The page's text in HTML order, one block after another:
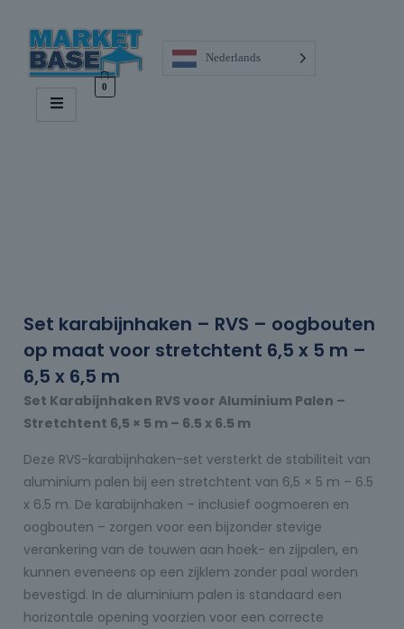
0
Nederlands
Set karabijnhaken – RVS – oogbouten
op maat voor stretchtent 6,5 x 5 m –
6,5 x 6,5 m
Set Karabijnhaken RVS voor Aluminium Palen –
Stretchtent 6,5 × 5 m – 6.5 x 6.5 m
Deze RVS-karabijnhaken-set versterkt de stabiliteit van
aluminium palen bij een stretchtent van 6,5 × 5 m – 6.5
x 6.5 m. De karabijnhaken – inclusief oogmoeren en
oogbouten – zorgen voor een bijzonder stevige
verankering van de touwen aan hoek- en zijpalen, en
kunnen eveneens op een zijklem zonder paal worden
bevestigd. In de aluminium palen is standaard een
horizontale opening voorzien voor een correcte